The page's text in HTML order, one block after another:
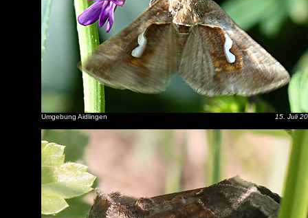
Umgebung Aidlingen 15. Juli